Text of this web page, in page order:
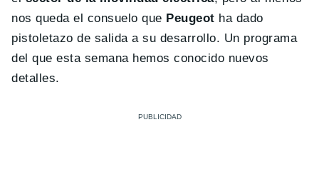
nos queda el consuelo que Peugeot ha dado
pistoletazo de salida a su desarrollo. Un programa
del que esta semana hemos conocido nuevos
detalles.